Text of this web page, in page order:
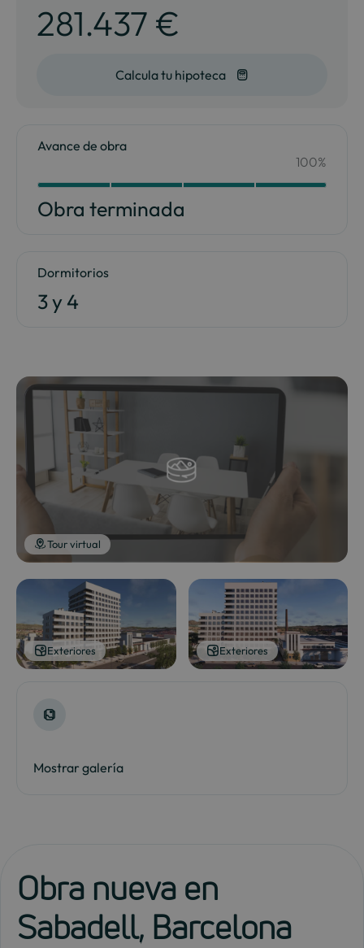
281.437 €
Calcula tu hipoteca
Avance de obra
100%
Your Content Goes Here
Obra terminada
Dormitorios
3 y 4
Tour virtual
Exteriores Exteriores
Mostrar galería
Obra nueva en
Sabadell, Barcelona